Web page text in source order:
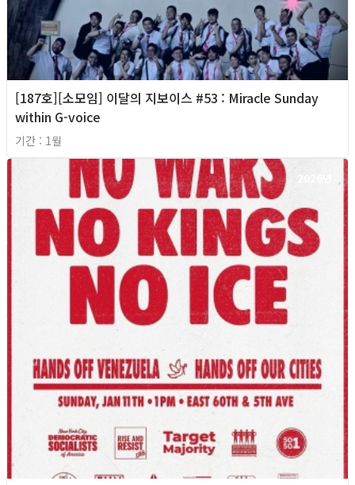
[187호][소모임] 이달의 지보이스 #53 : Miracle Sunday
within G-voice
기간 : 1월
2026년